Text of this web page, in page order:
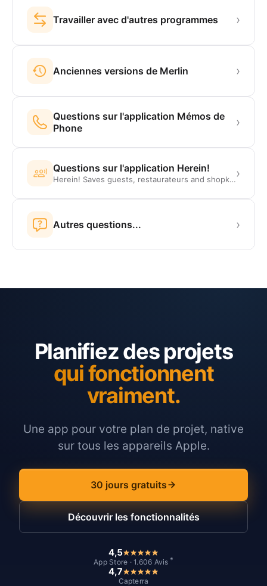
Travailler avec d'autres programmes ›
Anciennes versions de Merlin ›
Questions sur l'application Mémos de
Phone
›
Questions sur l'application Herein!
Herein! Saves guests, restaurateurs and shopkeepers from the flood of paper. Guests can easily register for their stay.›
Autres questions... ›
Planifiez des projets
qui fonctionnent
vraiment.
Une app pour votre plan de projet, native
sur tous les appareils Apple.
30 jours gratuits
Découvrir les fonctionnalités
4,5
App Store · 1.606 Avis *
4,7
Capterra